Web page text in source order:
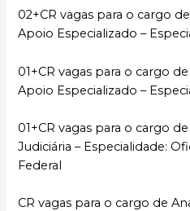
02+CR vagas para o cargo
Apoio Especializado –
01+CR vagas para o cargo
Apoio Especializado –
01+CR vagas para o cargo
Judiciária – Especialidade:
Federal
CR vagas para o cargo de